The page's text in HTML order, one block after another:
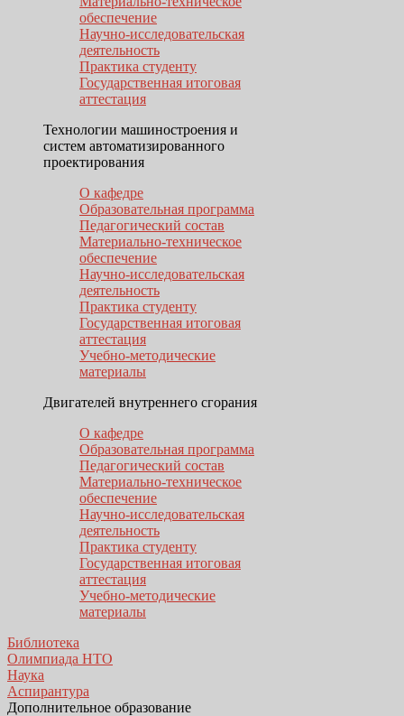
обеспечение
Научно-исследовательская
деятельность
Практика студенту
Государственная итоговая
аттестация
Технологии машиностроения и
систем автоматизированного
проектирования
О кафедре
Образовательная программа
Педагогический состав
Материально-техническое
обеспечение
Научно-исследовательская
деятельность
Практика студенту
Государственная итоговая
аттестация
Учебно-методические
материалы
Двигателей внутреннего сгорания
О кафедре
Образовательная программа
Педагогический состав
Материально-техническое
обеспечение
Научно-исследовательская
деятельность
Практика студенту
Государственная итоговая
аттестация
Учебно-методические
материалы
Библиотека
Олимпиада НТО
Наука
Аспирантура
Дополнительное образование